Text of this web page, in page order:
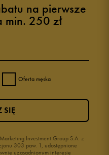
na pierwsze
250 zł
Oferta męska
Investment Group S.A. z
303 paw. 1, udostępnione
uzasadnionym interesie
SIĘ